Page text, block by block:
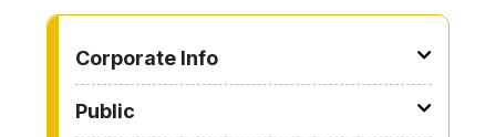
Corporate Info
Public